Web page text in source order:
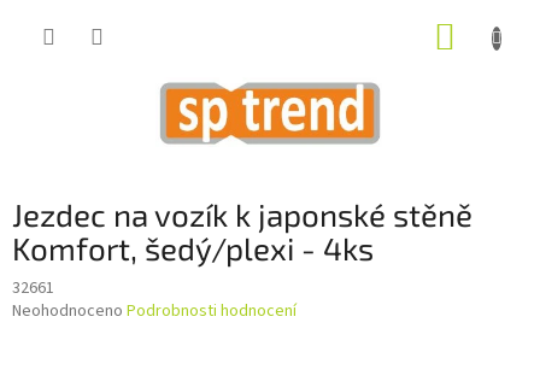
Jezdec na vozík k japonské stěně
Komfort, šedý/plexi - 4ks
32661
Průměrné
Neohodnoceno Podrobnosti hodnocení